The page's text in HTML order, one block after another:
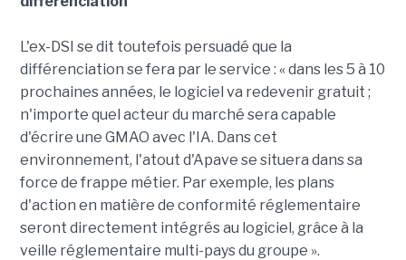
L'ex-DSI se dit toutefois persuadé que la
différenciation se fera par le service : « dans les 5 à 10
prochaines années, le logiciel va redevenir gratuit ;
n'importe quel acteur du marché sera capable
d'écrire une GMAO avec l'IA. Dans cet
environnement, l'atout d'Apave se situera dans sa
force de frappe métier. Par exemple, les plans
d'action en matière de conformité réglementaire
seront directement intégrés au logiciel, grâce à la
veille réglementaire multi-pays du groupe ».